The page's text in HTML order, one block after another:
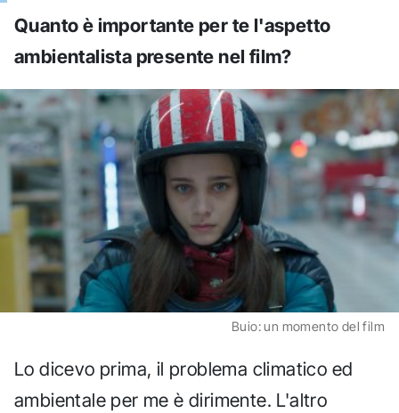
Quanto è importante per te l'aspetto
ambientalista presente nel film?
Buio: un momento del film
Lo dicevo prima, il problema climatico ed
ambientale per me è dirimente. L'altro